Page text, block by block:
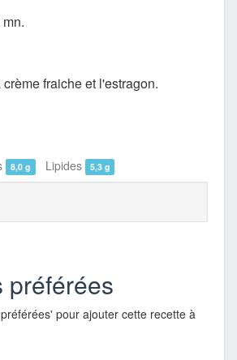
fraiche et l'estragon.
8,0 g Lipides 5,3 g
préférées
pour ajouter cette recette à